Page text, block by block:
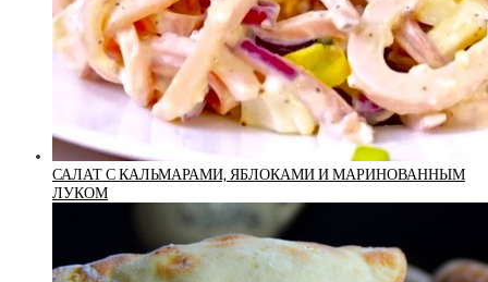
САЛАТ С КАЛЬМАРАМИ, ЯБЛОКАМИ И МАРИНОВАННЫМ
ЛУКОМ